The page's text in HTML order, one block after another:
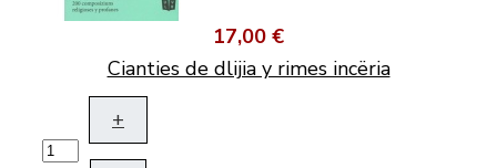
17,00 €
Cianties de dlijia y rimes incëria
+